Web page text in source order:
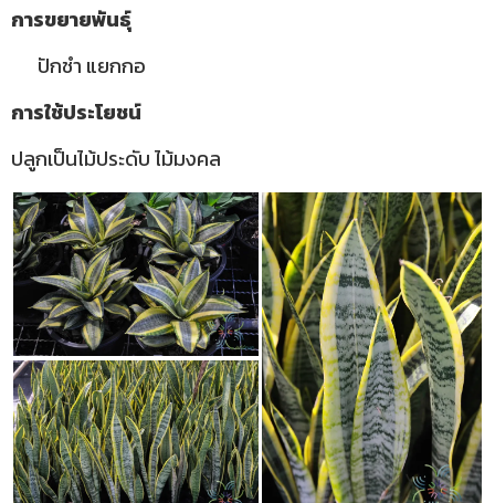
การขยายพันธุ์
ปักชำ แยกกอ
การใช้ประโยชน์
ปลูกเป็นไม้ประดับ ไม้มงคล